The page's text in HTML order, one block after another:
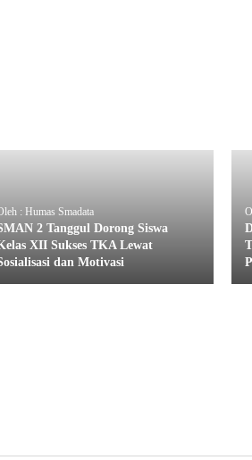
: Humas Smadata
2 Tanggul Dorong Siswa
XII Sukses TKA Lewat
dan Motivasi